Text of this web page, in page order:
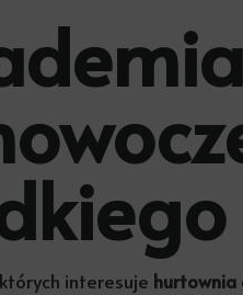
interesuje hurtownia